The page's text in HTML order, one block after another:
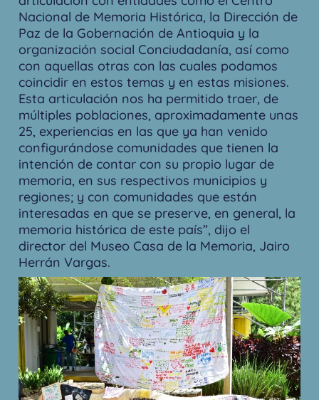
Nacional de Memoria Histórica, la Dirección de
Paz de la Gobernación de Antioquia y la
organización social Conciudadanía, así como
con aquellas otras con las cuales podamos
coincidir en estos temas y en estas misiones.
Esta articulación nos ha permitido traer, de
múltiples poblaciones, aproximadamente unas
25, experiencias en las que ya han venido
configurándose comunidades que tienen la
intención de contar con su propio lugar de
memoria, en sus respectivos municipios y
regiones; y con comunidades que están
interesadas en que se preserve, en general, la
memoria histórica de este país”, dijo el
director del Museo Casa de la Memoria, Jairo
Herrán Vargas.